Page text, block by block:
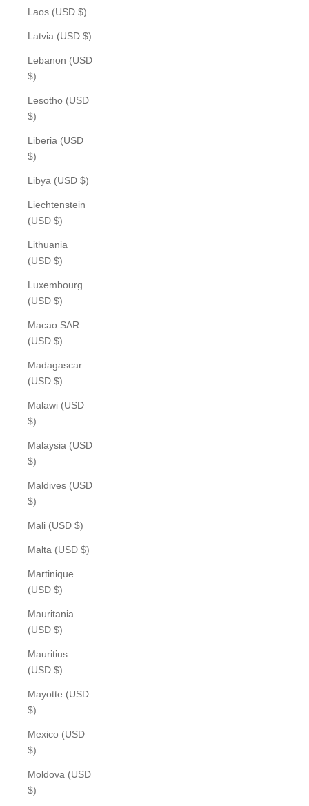
Laos (USD $)
Latvia (USD $)
Lebanon (USD
$)
Lesotho (USD
$)
Liberia (USD
$)
Libya (USD $)
Liechtenstein
(USD $)
Lithuania
(USD $)
Luxembourg
(USD $)
Macao SAR
(USD $)
Madagascar
(USD $)
Malawi (USD
$)
Malaysia (USD
$)
Maldives (USD
$)
Mali (USD $)
Malta (USD $)
Martinique
(USD $)
Mauritania
(USD $)
Mauritius
(USD $)
Mayotte (USD
$)
Mexico (USD
$)
Moldova (USD
$)